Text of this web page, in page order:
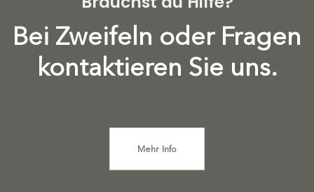
Bei Zweifeln oder Fragen
kontaktieren Sie uns.
Mehr Info